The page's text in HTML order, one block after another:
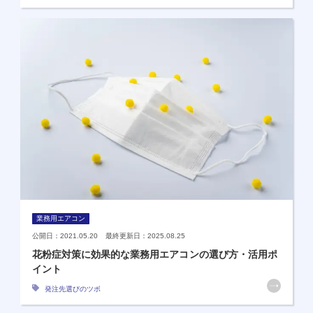
業務用エアコン
公開日：2021.05.20 最終更新日：2025.08.25
花粉症対策に効果的な業務用エアコンの選び方・活用ポ
イント
発注先選びのツボ